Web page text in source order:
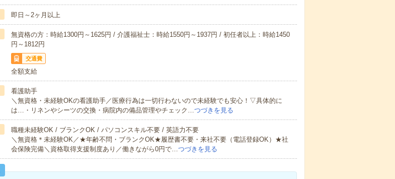
即日～2ヶ月以上
無資格の方：時給1300円～1625円 / 介護福祉士：時給1550円～1937円 / 初任者以上：時給1450
円～1812円
交通費
全額支給
看護助手
＼無資格・未経験OKの看護助手／医療行為は一切行わないので未経験でも安心！▽具体的に
は…・リネンやシーツの交換・病院内の備品管理やチェック…つづきを見る
職種未経験OK / ブランクOK / パソコンスキル不要 / 英語力不要
＼無資格＊未経験OK／★年齢不問・ブランクOK★履歴書不要・来社不要（電話登録OK）★社
会保険完備＼資格取得支援制度あり／働きながら0円で…つづきを見る